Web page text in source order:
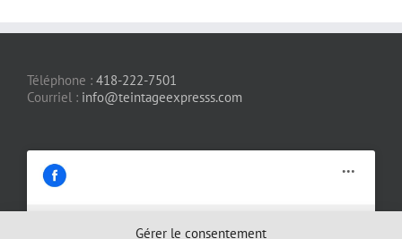
Gérer le consentement
Téléphone : 418-222-7501
Courriel : info@teintageexpresss.com